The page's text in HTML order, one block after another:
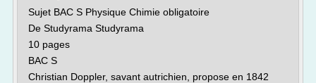
Sujet BAC S Physique Chimie obligatoire
De Studyrama Studyrama
10 pages
BAC S
Christian Doppler, savant autrichien, propose en 1842